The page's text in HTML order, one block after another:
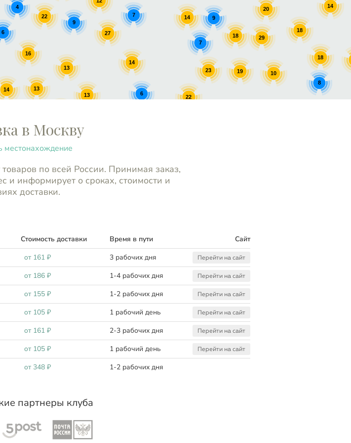
7
29
19
27
13
14
18
23
13
10
18
13
14
9
16
22
22
18
20
6
14
14
9
6
8
7
4
в Москву
местонахождение
по всей России. Принимая заказ,
и информирует о сроках, стоимости и
доставки.
Стоимость доставки Время в пути
Сайт
oт 161 ₽ 3 рабочих дня Перейти на сайт
oт 186 ₽ 1-4 рабочих дня Перейти на сайт
oт 155 ₽ 1-2 рабочих дня Перейти на сайт
oт 105 ₽ 1 рабочий день Перейти на сайт
oт 161 ₽ 2-3 рабочих дня Перейти на сайт
oт 105 ₽ 1 рабочий день Перейти на сайт
oт 348 ₽ 1-2 рабочих дня
партнеры клуба